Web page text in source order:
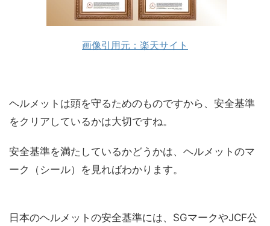
画像引用元：楽天サイト
ヘルメットは頭を守るためのものですから、安全基準
をクリアしているかは大切ですね。
安全基準を満たしているかどうかは、ヘルメットのマ
ーク（シール）を見ればわかります。
日本のヘルメットの安全基準には、SGマークやJCF公